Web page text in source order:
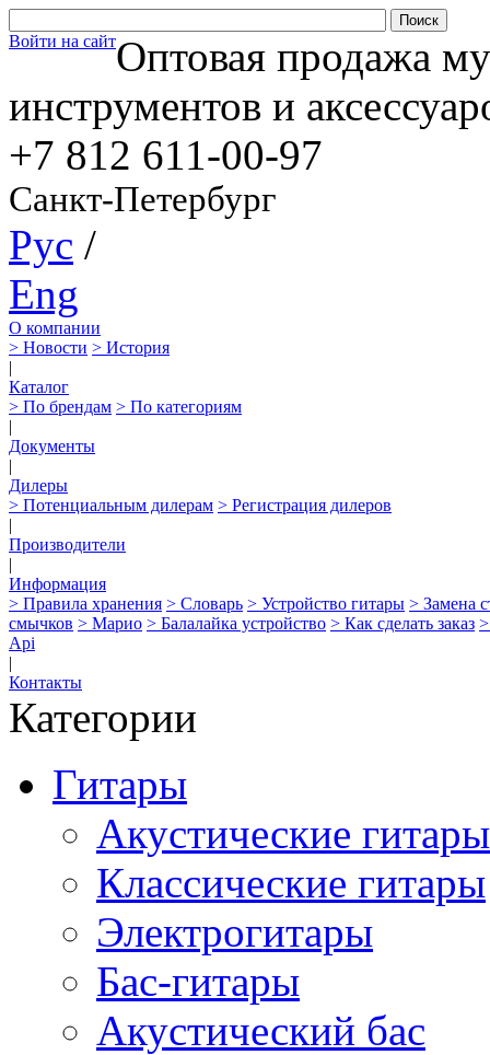
Войти на сайтОптовая продажа
инструментов и
+7 812 611-00-97
Санкт-Петербург
Рус /
Eng
О компании
> Новости > История
|
Каталог
> По брендам > По категориям
|
Документы
|
Дилеры
> Потенциальным дилерам > Регистрация дилеров
|
Производители
|
Информация
> Правила хранения > Словарь > Устройство гитары > Замена
смычков > Марио > Балалайка устройство > Как сделать заказ
Api
|
Контакты
Категории
Гитары
Акустические гитары
Классические гитары
Электрогитары
Бас-гитары
Акустический бас